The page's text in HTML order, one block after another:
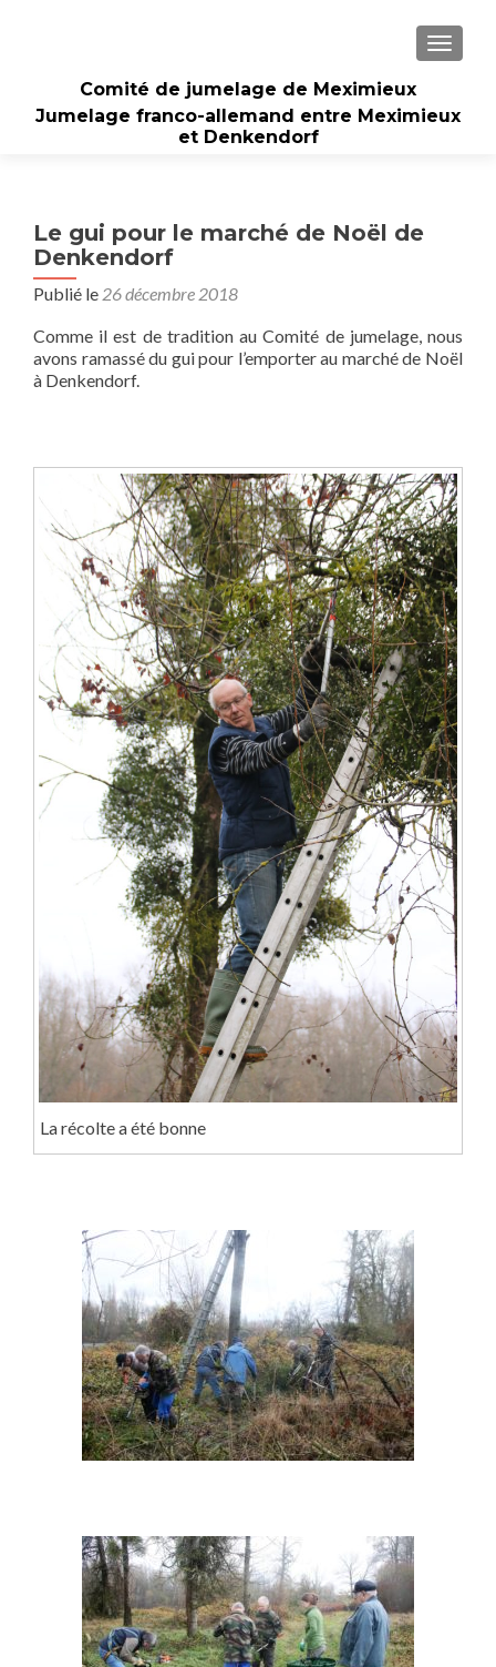
Comité de jumelage de Meximieux
Jumelage franco-allemand entre Meximieux
et Denkendorf
Le gui pour le marché de Noël de
Denkendorf
Publié le 26 décembre 2018
Comme il est de tradition au Comité de jumelage, nous
avons ramassé du gui pour l’emporter au marché de Noël
à Denkendorf.
La récolte a été bonne